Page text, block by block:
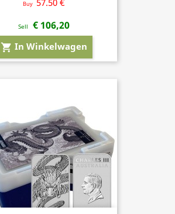
Buy
Sell € 106,20
shopping_cart In Winkelwagen